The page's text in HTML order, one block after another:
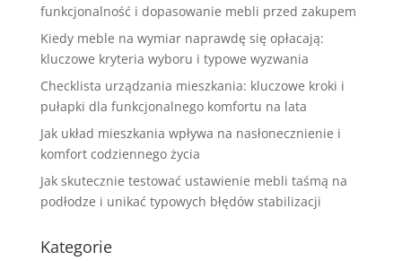
funkcjonalność i dopasowanie mebli przed zakupem
Kiedy meble na wymiar naprawdę się opłacają:
kluczowe kryteria wyboru i typowe wyzwania
Checklista urządzania mieszkania: kluczowe kroki i
pułapki dla funkcjonalnego komfortu na lata
Jak układ mieszkania wpływa na nasłonecznienie i
komfort codziennego życia
Jak skutecznie testować ustawienie mebli taśmą na
podłodze i unikać typowych błędów stabilizacji
Kategorie